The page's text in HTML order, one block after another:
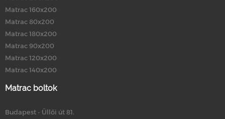
Matrac 160x200
Matrac 80x200
Matrac 180x200
Matrac 90x200
Matrac 120x200
Matrac 140x200
Matrac boltok
Budapest - Üllői út 81.